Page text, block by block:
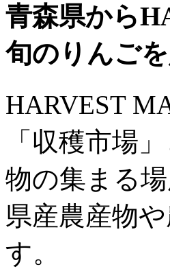
青森県から
旬のりんご
HARVEST
「収穫市場
物の集まる
県産農産物
す。